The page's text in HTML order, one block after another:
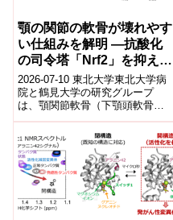
顎の関節の軟骨が壊れやす
い仕組みを解明 ―抗酸化
の司令塔「Nrf2」を抑える
後天的な目印を発見―
2026-07-10 東北大学東北大学病
院と鶴見大学の研究グループ
は、顎関節軟骨（下顎頭軟骨）
が膝関節などの軟骨より変性し
やすい分子メカニズムを解明し
た。マウス...